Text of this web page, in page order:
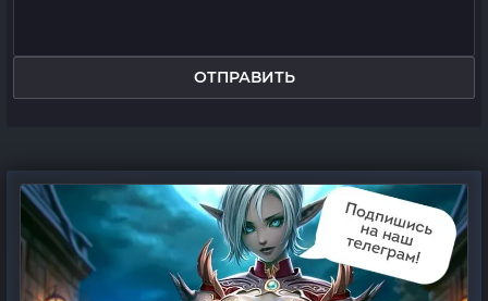
ОТПРАВИТЬ